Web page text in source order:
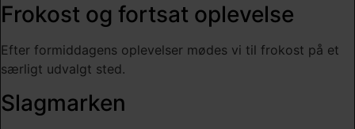
Frokost og fortsat oplevelse
Efter formiddagens oplevelser mødes vi til frokost på et
særligt udvalgt sted.
Slagmarken